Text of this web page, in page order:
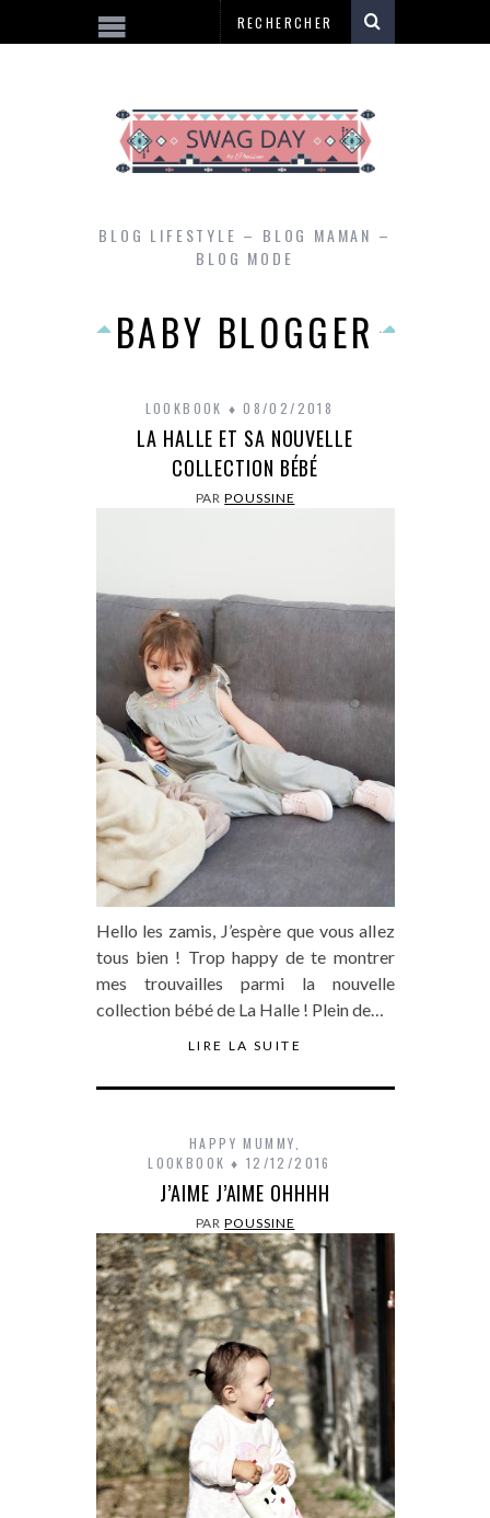
BLOG LIFESTYLE – BLOG MAMAN –
BLOG MODE
BABY BLOGGER
LOOKBOOK 08/02/2018
LA HALLE ET SA NOUVELLE
COLLECTION BÉBÉ
PARPOUSSINE
Hello les zamis, J’espère que vous allez
tous bien ! Trop happy de te montrer
mes trouvailles parmi la nouvelle
collection bébé de La Halle ! Plein de…
LIRE LA SUITE
HAPPY MUMMY
LOOKBOOK
12/12/2016
J’AIME J’AIME OHHHH
PARPOUSSINE